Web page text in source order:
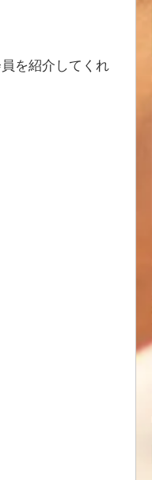
を紹介してくれ